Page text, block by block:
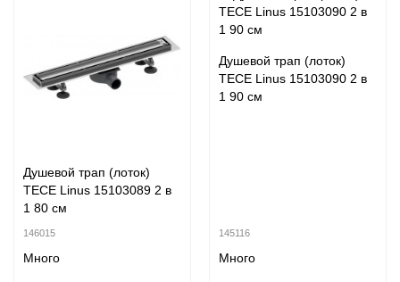
Душевой трап (лоток)
TECE Linus 15103089 2 в
1 80 см
146015
Много
Душевой трап (лоток)
TECE Linus 15103090 2 в
1 90 см
145116
Много